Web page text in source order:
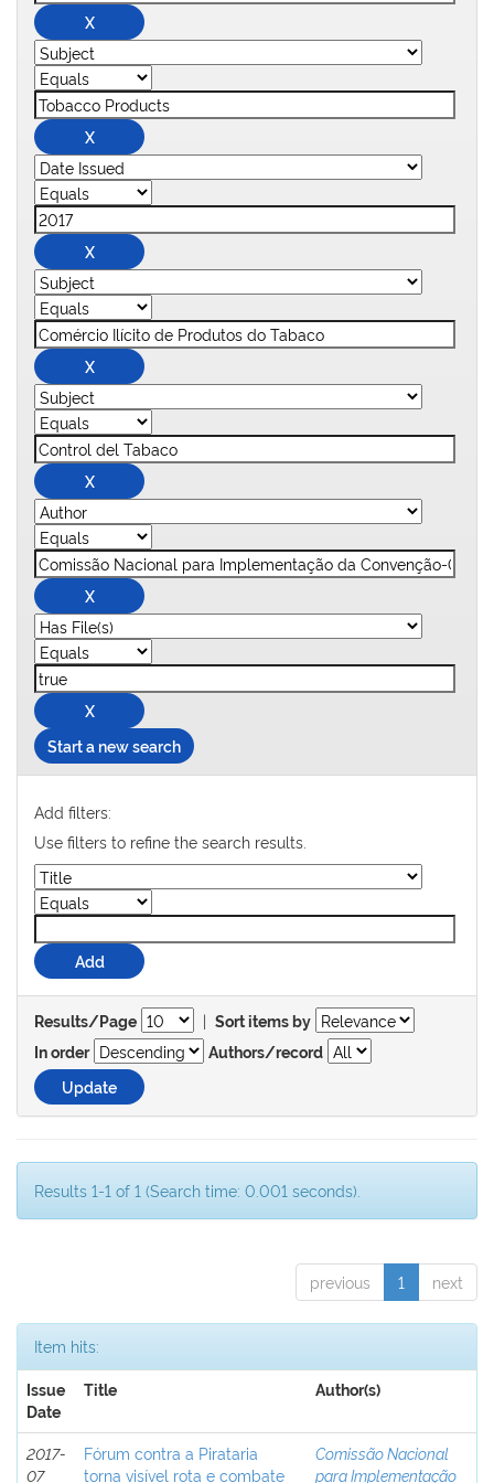
Start a new search
Add filters:
Use filters to refine the search results.
Results/Page | Sort items by
In order
Authors/record
Results 1-1 of 1 (Search time: 0.001 seconds).
previous 1 next
Item hits:
Issue
Date
Title Author(s)
2017-
07
Fórum contra a Pirataria
torna visível rota e combate
Comissão Nacional
para Implementação